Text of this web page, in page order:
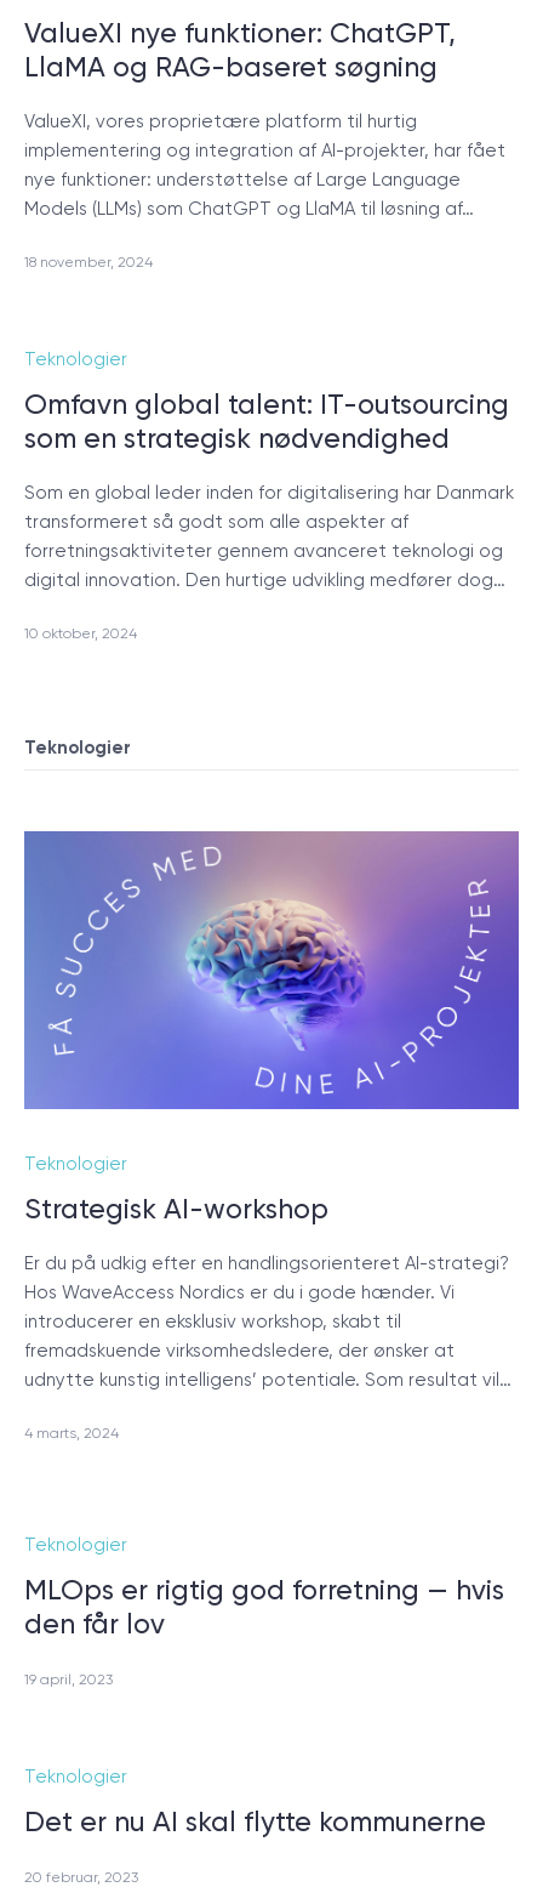
ValueXI nye funktioner: ChatGPT,
LlaMA og RAG-baseret søgning
ValueXI, vores proprietære platform til hurtig
implementering og integration af AI-projekter, har fået
nye funktioner: understøttelse af Large Language
Models (LLMs) som ChatGPT og LlaMA til løsning af…
18 november, 2024
Teknologier
Omfavn global talent: IT-outsourcing
som en strategisk nødvendighed
Som en global leder inden for digitalisering har Danmark
transformeret så godt som alle aspekter af
forretningsaktiviteter gennem avanceret teknologi og
digital innovation. Den hurtige udvikling medfører dog…
10 oktober, 2024
Teknologier
Teknologier
MLOps er rigtig god forretning — hvis
den får lov
19 april, 2023
Teknologier
Det er nu AI skal flytte kommunerne
20 februar, 2023
Teknologier
Strategisk AI-workshop
Er du på udkig efter en handlingsorienteret AI-strategi?
Hos WaveAccess Nordics er du i gode hænder. Vi
introducerer en eksklusiv workshop, skabt til
fremadskuende virksomhedsledere, der ønsker at
udnytte kunstig intelligens’ potentiale. Som resultat vil…
4 marts, 2024